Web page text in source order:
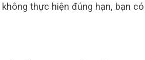
thực hiện đúng hạn, bạn có